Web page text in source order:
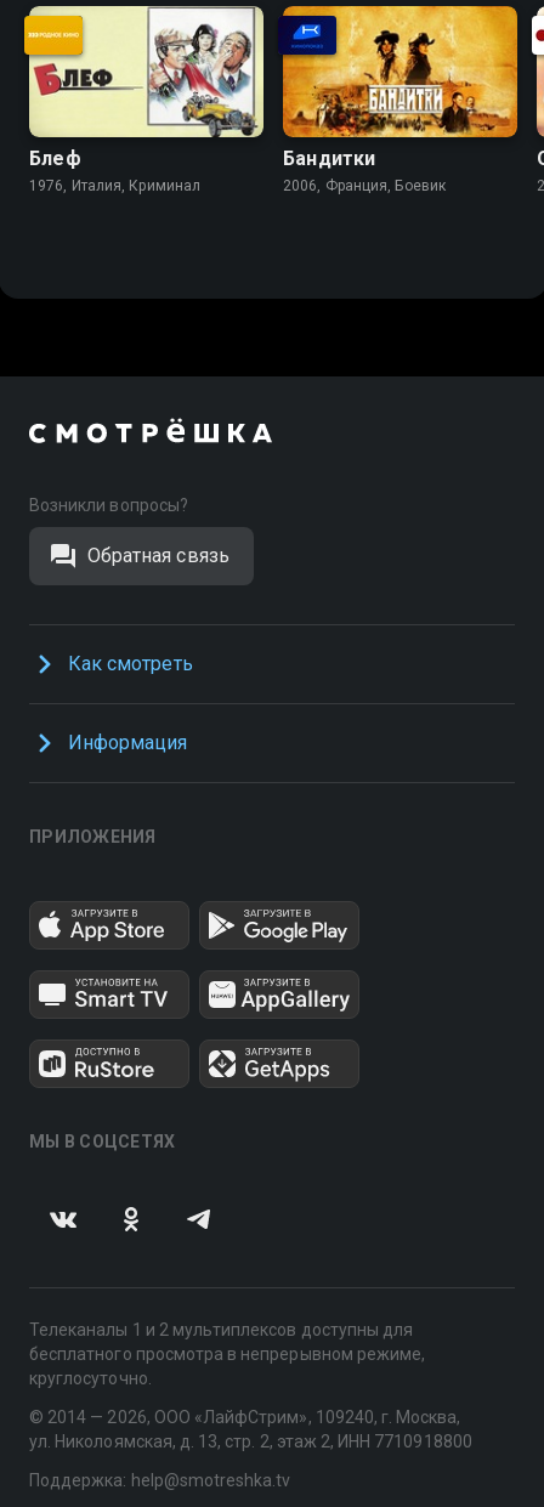
Блеф
1976, Италия, Криминал
Бандитки
2006, Франция, Боевик
Возникли вопросы?
Обратная связь
Как смотреть
Информация
ПРИЛОЖЕНИЯ
МЫ В СОЦСЕТЯХ
Телеканалы 1 и 2 мультиплексов доступны для
бесплатного просмотра в непрерывном режиме,
круглосуточно.
© 2014 — 2026, ООО «ЛайфСтрим», 109240, г. Москва,
ул. Николоямская, д. 13, стр. 2, этаж 2, ИНН 7710918800
Поддержка: help@smotreshka.tv